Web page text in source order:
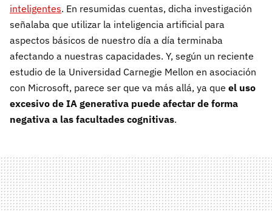
inteligentes. En resumidas cuentas, dicha investigación
señalaba que utilizar la inteligencia artificial para
aspectos básicos de nuestro día a día terminaba
afectando a nuestras capacidades. Y, según un reciente
estudio de la Universidad Carnegie Mellon en asociación
con Microsoft, parece ser que va más allá, ya que el uso
excesivo de IA generativa puede afectar de forma
negativa a las facultades cognitivas.